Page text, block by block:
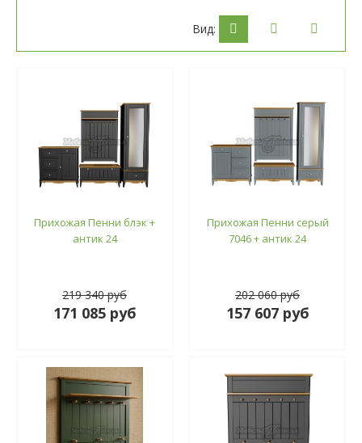
Вид:
Прихожая Пенни блэк +
антик 24
219 340 руб
171 085 руб
Прихожая Пенни серый
7046 + антик 24
202 060 руб
157 607 руб